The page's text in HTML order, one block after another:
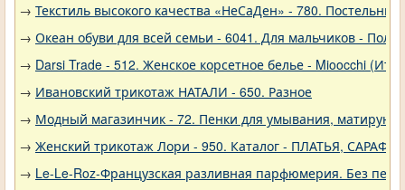
→ Текстиль высокого качества «НеСаДен» - 780.
→ Океан обуви для всей семьи - 6041. Для мальчиков -
→ Darsi Trade - 512. Женское корсетное белье - Mioocchi
→ Ивановский трикотаж НАТАЛИ - 650. Разное
→ Модный магазинчик - 72. Пенки для умывания,
→ Женский трикотаж Лори - 950. Каталог - ПЛАТЬЯ,
→ Le-Le-Roz-Французская разливная парфюмерия. Без